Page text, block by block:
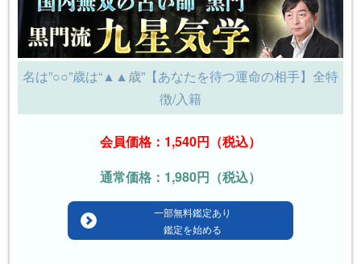
名は”○○”歳は“▲▲歳”【あなたを待つ運命の相手】全特
徴/入籍
会員価格：1,540円（税込）
通常価格：1,980円（税込）
一部無料鑑定あり
鑑定を始める